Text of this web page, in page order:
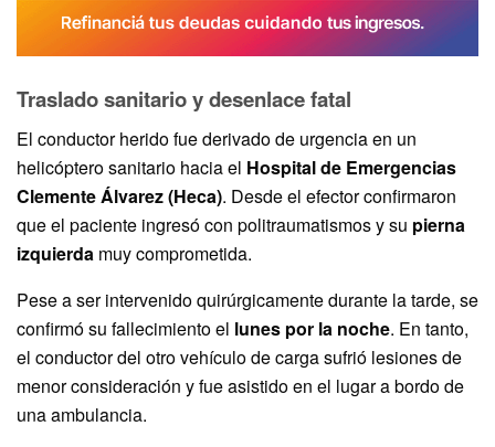
Traslado sanitario y desenlace fatal
El conductor herido fue derivado de urgencia en un
helicóptero sanitario hacia el Hospital de Emergencias
Clemente Álvarez (Heca). Desde el efector confirmaron
que el paciente ingresó con politraumatismos y su pierna
izquierda muy comprometida.
Pese a ser intervenido quirúrgicamente durante la tarde, se
confirmó su fallecimiento el lunes por la noche. En tanto,
el conductor del otro vehículo de carga sufrió lesiones de
menor consideración y fue asistido en el lugar a bordo de
una ambulancia.